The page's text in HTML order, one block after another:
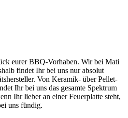
eurer BBQ-Vorhaben. Wir bei Mati
findet Ihr bei uns nur absolut
Von Keramik- über Pellet-
Ihr bei uns das gesamte Spektrum
Ihr lieber an einer Feuerplatte steht,
uns fündig.